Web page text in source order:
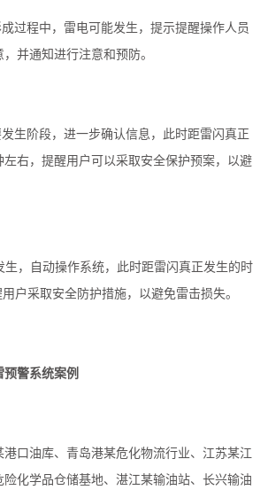
过程中，雷电可能发生，提示提醒操作人员
并通知进行注意和预防。
生阶段，进一步确认信息，此时距雷闪真正
左右，提醒用户可以采取安全保护预案，以避
生，自动操作系统，此时距雷闪真正发生的时
户采取安全防护措施，以避免雷击损失。
预警系统案例
口油库、青岛港某危化物流行业、江苏某江
化学品仓储基地、湛江某输油站、长兴输油